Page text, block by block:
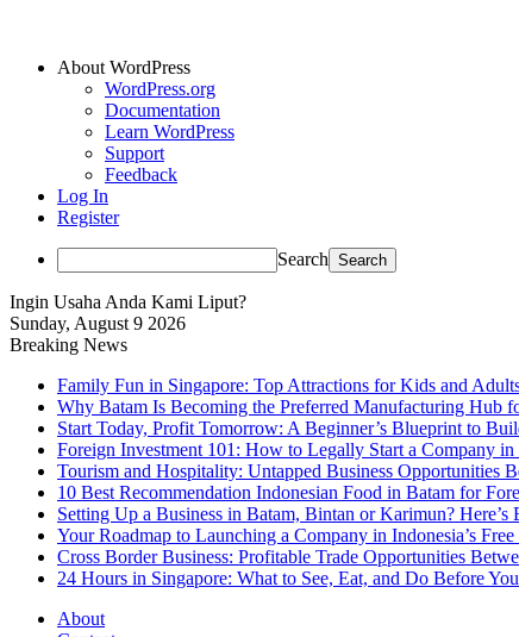
About WordPress
WordPress.org
Documentation
Learn WordPress
Support
Feedback
Log In
Register
Search
Ingin Usaha Anda Kami Liput?
Sunday, August 9 2026
Breaking News
Family Fun in Singapore: Top Attractions for Kids and
Why Batam Is Becoming the Preferred Manufacturing Hub
Start Today, Profit Tomorrow: A Beginner’s Blueprint to
Foreign Investment 101: How to Legally Start a Company in
Tourism and Hospitality: Untapped Business Opportunities
10 Best Recommendation Indonesian Food in Batam for
Setting Up a Business in Batam, Bintan or Karimun?
Your Roadmap to Launching a Company in Indonesia’s Free
Cross Border Business: Profitable Trade Opportunities
24 Hours in Singapore: What to See, Eat, and Do Before
About